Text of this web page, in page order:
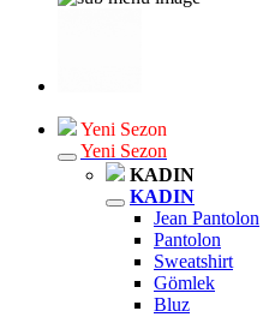
Yeni Sezon
Yeni Sezon
KADIN
KADIN
Jean Pantolon
Pantolon
Sweatshirt
Gömlek
Bluz